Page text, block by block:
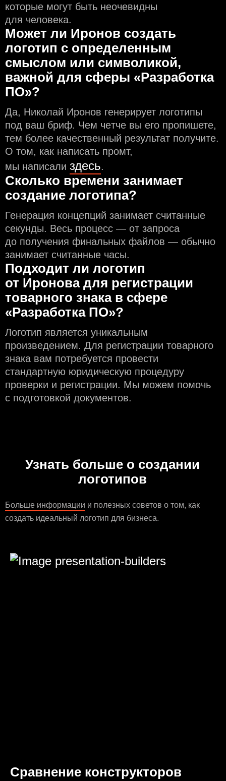
которые могут быть неочевидны
для человека.
Может ли Иронов создать
логотип с определeнным
смыслом или символикой,
важной для сферы «Разработка
ПО»?
Да, Николай Иронов генерирует логотипы
под ваш бриф. Чем чeтче вы его пропишете,
тем более качественный результат получите.
О том, как написать промт,
мы написали здесь.
Сколько времени занимает
создание логотипа?
Генерация концепций занимает считанные
секунды. Весь процесс — от запроса
до получения финальных файлов — обычно
занимает считанные часы.
Подходит ли логотип
от Иронова для регистрации
товарного знака в сфере
«Разработка ПО»?
Логотип является уникальным
произведением. Для регистрации товарного
знака вам потребуется провести
стандартную юридическую процедуру
проверки и регистрации. Мы можем помочь
с подготовкой документов.
Узнать больше о создании
логотипов
Больше информации и полезных советов о том, как
создать идеальный логотип для бизнеса.
Сравнение конструкторов